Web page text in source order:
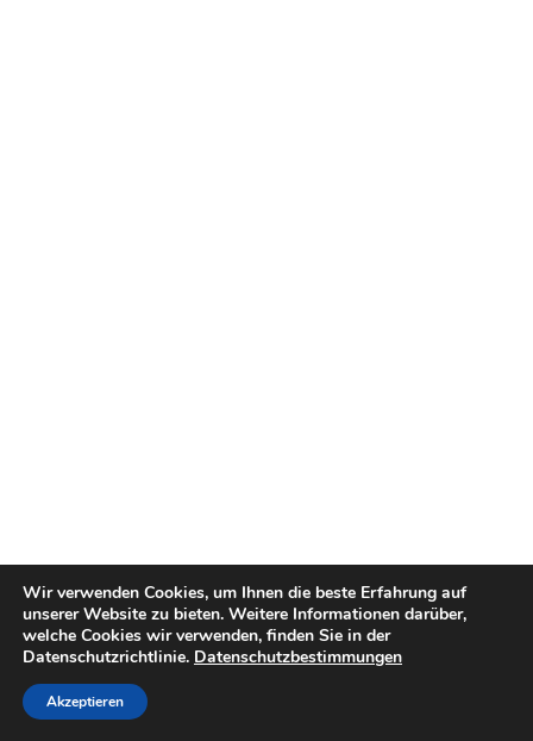
Wir verwenden Cookies, um Ihnen die beste Erfahrung auf
unserer Website zu bieten. Weitere Informationen darüber,
welche Cookies wir verwenden, finden Sie in der
Datenschutzrichtlinie. Datenschutzbestimmungen
Akzeptieren